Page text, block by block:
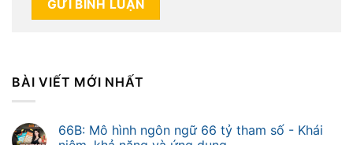
BÀI VIẾT MỚI NHẤT
66B: Mô hình ngôn ngữ 66 tỷ tham số - Khái